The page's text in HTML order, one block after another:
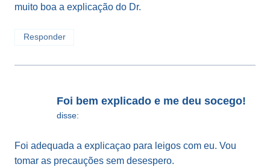
muito boa a explicação do Dr.
Responder
Foi bem explicado e me deu socego!
disse:
Foi adequada a explicaçao para leigos com eu. Vou
tomar as precauções sem desespero.